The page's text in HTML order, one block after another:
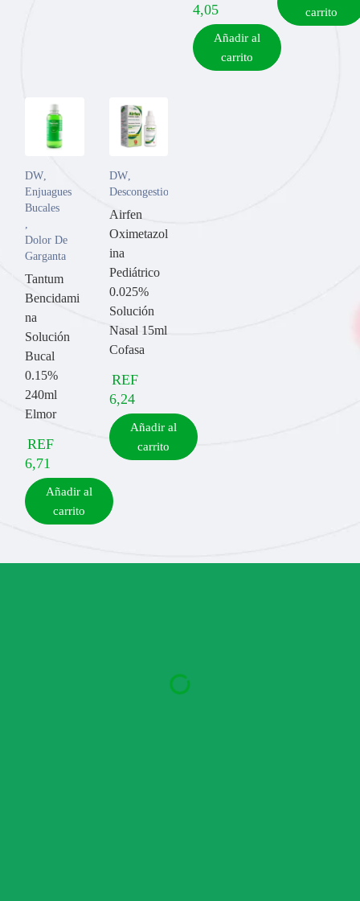
4,05
Añadir al
carrito
carrito
DW,
Enjuagues
Bucales
,
Dolor De
Garganta
Tantum
Bencidami
na
Solución
Bucal
0.15%
240ml
Elmor
REF
6,71
Añadir al
carrito
DW,
Descongestionantes
Airfen
Oximetazol
ina
Pediátrico
0.025%
Solución
Nasal 15ml
Cofasa
REF
6,24
Añadir al
carrito